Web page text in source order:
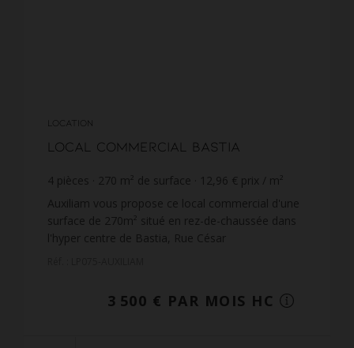
LOCATION
Local commercial Bastia
4 pièces 270 m² de surface 12,96 € prix / m²
Auxiliam vous propose ce local commercial d'une
surface de 270m² situé en rez-de-chaussée dans
l'hyper centre de Bastia, Rue César
3 500 € PAR MOIS HC